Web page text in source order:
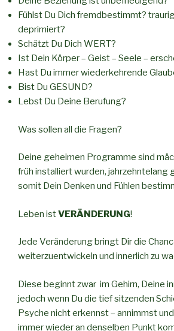
Fühlst Du Dich fremdbestimmt?
deprimiert?
Schätzt Du Dich WERT?
Ist Dein Körper – Geist – Seele –
Hast Du immer wiederkehrende
Bist Du GESUND?
Lebst Du Deine Berufung?
Was sollen all die Fragen?
Deine geheimen Programme sind
früh installiert wurden, jahrzehntelang
somit Dein Denken und Fühlen
Leben istVERÄNDERUNG!
Jede Veränderung bringt Dir die
weiterzuentwickeln und innerlich zu
Diese beginnt zwar im Gehirn, Deine
jedoch wenn Du die tief sitzenden
Psyche nicht erkennst – annimmst
immer wieder an denselben Punkt